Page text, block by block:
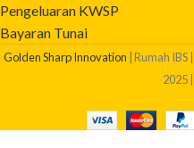
Pengeluaran KWSP
Bayaran Tunai
Golden Sharp Innovation | Rumah IBS |
2025 |